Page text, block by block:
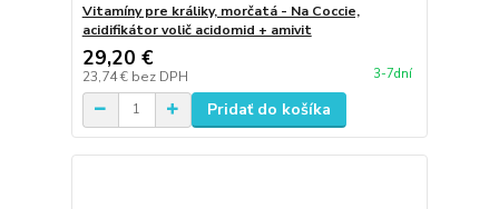
Vitamíny pre králiky, morčatá - Na Coccie,
acidifikátor volič acidomid + amivit
29,20 €
23,74 € bez DPH 3-7dní
Pridať do košíka